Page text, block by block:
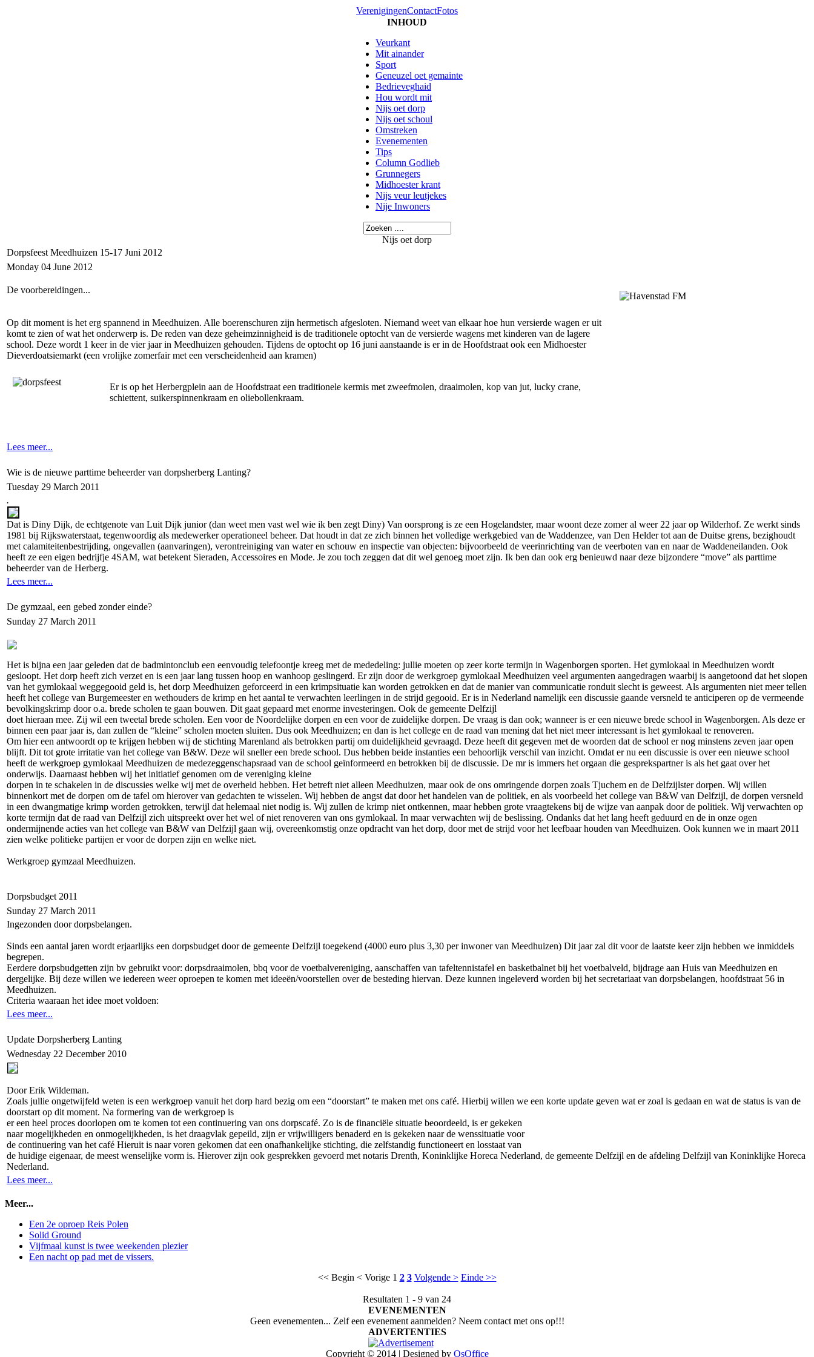
VerenigingenContactFotos
INHOUD
Veurkant
Mit ainander
Sport
Geneuzel oet gemainte
Bedrieveghaid
Hou wordt mit
Nijs oet dorp
Nijs oet schoul
Omstreken
Evenementen
Tips
Column Godlieb
Grunnegers
Midhoester krant
Nijs veur leutjekes
Nije Inwoners
Nijs oet dorp
Dorpsfeest Meedhuizen 15-17 Juni 2012
Monday 04 June 2012
De voorbereidingen...
Op dit moment is het erg spannend in Meedhuizen. Alle boerenschuren zijn hermetisch afgesloten. Niemand weet van elkaar hoe hun versierde wagen er uit
komt te zien of wat het onderwerp is. De reden van deze geheimzinnigheid is de traditionele optocht van de versierde wagens met kinderen van de lagere
school. Deze wordt 1 keer in de vier jaar in Meedhuizen gehouden. Tijdens de optocht op 16 juni aanstaande is er in de Hoofdstraat ook een Midhoester
Dieverdoatsiemarkt (een vrolijke zomerfair met een verscheidenheid aan kramen)
Er is op het Herbergplein aan de Hoofdstraat een traditionele kermis met zweefmolen, draaimolen, kop van jut, lucky crane,
schiettent, suikerspinnenkraam en oliebollenkraam.
Lees meer...
Wie is de nieuwe parttime beheerder van dorpsherberg Lanting?
Tuesday 29 March 2011
.
Dat is Diny Dijk, de echtgenote van Luit Dijk junior (dan weet men vast wel wie ik ben zegt Diny) Van oorsprong is ze een Hogelandster, maar woont deze zomer al weer 22 jaar op Wilderhof. Ze werkt sinds
1981 bij Rijkswaterstaat, tegenwoordig als medewerker operationeel beheer. Dat houdt in dat ze zich binnen het volledige werkgebied van de Waddenzee, van Den Helder tot aan de Duitse grens, bezighoudt
met calamiteitenbestrijding, ongevallen (aanvaringen), verontreiniging van water en schouw en inspectie van objecten: bijvoorbeeld de veerinrichting van de veerboten van en naar de Waddeneilanden. Ook
heeft ze een eigen bedrijfje 4SAM, wat betekent Sieraden, Accessoires en Mode. Je zou toch zeggen dat dit wel genoeg moet zijn. Ik ben dan ook erg benieuwd naar deze bijzondere “move” als parttime
beheerder van de Herberg.
Lees meer...
De gymzaal, een gebed zonder einde?
Sunday 27 March 2011
Het is bijna een jaar geleden dat de badmintonclub een eenvoudig telefoontje kreeg met de mededeling: jullie moeten op zeer korte termijn in Wagenborgen sporten. Het gymlokaal in Meedhuizen wordt
gesloopt. Het dorp heeft zich verzet en is een jaar lang tussen hoop en wanhoop geslingerd. Er zijn door de werkgroep gymlokaal Meedhuizen veel argumenten aangedragen waarbij is aangetoond dat het slopen
van het gymlokaal weggegooid geld is, het dorp Meedhuizen geforceerd in een krimpsituatie kan worden getrokken en dat de manier van communicatie ronduit slecht is geweest. Als argumenten niet meer tellen
heeft het college van Burgemeester en wethouders de krimp en het aantal te verwachten leerlingen in de strijd gegooid. Er is in Nederland namelijk een discussie gaande versneld te anticiperen op de vermeende
bevolkingskrimp door o.a. brede scholen te gaan bouwen. Dit gaat gepaard met enorme investeringen. Ook de gemeente Delfzijl
doet hieraan mee. Zij wil een tweetal brede scholen. Een voor de Noordelijke dorpen en een voor de zuidelijke dorpen. De vraag is dan ook; wanneer is er een nieuwe brede school in Wagenborgen. Als deze er
binnen een paar jaar is, dan zullen de “kleine” scholen moeten sluiten. Dus ook Meedhuizen; en dan is het college en de raad van mening dat het niet meer interessant is het gymlokaal te renoveren.
Om hier een antwoordt op te krijgen hebben wij de stichting Marenland als betrokken partij om duidelijkheid gevraagd. Deze heeft dit gegeven met de woorden dat de school er nog minstens zeven jaar open
blijft. Dit tot grote irritatie van het college van B&W. Deze wil sneller een brede school. Dus hebben beide instanties een behoorlijk verschil van inzicht. Omdat er nu een discussie is over een nieuwe school
heeft de werkgroep gymlokaal Meedhuizen de medezeggenschapsraad van de school geïnformeerd en betrokken bij de discussie. De mr is immers het orgaan die gesprekspartner is als het gaat over het
onderwijs. Daarnaast hebben wij het initiatief genomen om de vereniging kleine
dorpen in te schakelen in de discussies welke wij met de overheid hebben. Het betreft niet alleen Meedhuizen, maar ook de ons omringende dorpen zoals Tjuchem en de Delfzijlster dorpen. Wij willen
binnenkort met de dorpen om de tafel om hierover van gedachten te wisselen. Wij hebben de angst dat door het handelen van de politiek, en als voorbeeld het college van B&W van Delfzijl, de dorpen versneld
in een dwangmatige krimp worden getrokken, terwijl dat helemaal niet nodig is. Wij zullen de krimp niet ontkennen, maar hebben grote vraagtekens bij de wijze van aanpak door de politiek. Wij verwachten op
korte termijn dat de raad van Delfzijl zich uitspreekt over het wel of niet renoveren van ons gymlokaal. In maar verwachten wij de beslissing. Ondanks dat het lang heeft geduurd en de in onze ogen
ondermijnende acties van het college van B&W van Delfzijl gaan wij, overeenkomstig onze opdracht van het dorp, door met de strijd voor het leefbaar houden van Meedhuizen. Ook kunnen we in maart 2011
zien welke politieke partijen er voor de dorpen zijn en welke niet.
Werkgroep gymzaal Meedhuizen.
Dorpsbudget 2011
Sunday 27 March 2011
Ingezonden door dorpsbelangen.
Sinds een aantal jaren wordt erjaarlijks een dorpsbudget door de gemeente Delfzijl toegekend (4000 euro plus 3,30 per inwoner van Meedhuizen) Dit jaar zal dit voor de laatste keer zijn hebben we inmiddels
begrepen.
Eerdere dorpsbudgetten zijn bv gebruikt voor: dorpsdraaimolen, bbq voor de voetbalvereniging, aanschaffen van tafeltennistafel en basketbalnet bij het voetbalveld, bijdrage aan Huis van Meedhuizen en
dergelijke. Bij deze willen we iedereen weer oproepen te komen met ideeën/voorstellen over de besteding hiervan. Deze kunnen ingeleverd worden bij het secretariaat van dorpsbelangen, hoofdstraat 56 in
Meedhuizen.
Criteria waaraan het idee moet voldoen:
Lees meer...
Update Dorpsherberg Lanting
Wednesday 22 December 2010
Door Erik Wildeman.
Zoals jullie ongetwijfeld weten is een werkgroep vanuit het dorp hard bezig om een “doorstart” te maken met ons café. Hierbij willen we een korte update geven wat er zoal is gedaan en wat de status is van de
doorstart op dit moment. Na formering van de werkgroep is
er een heel proces doorlopen om te komen tot een continuering van ons dorpscafé. Zo is de financiële situatie beoordeeld, is er gekeken
naar mogelijkheden en onmogelijkheden, is het draagvlak gepeild, zijn er vrijwilligers benaderd en is gekeken naar de wenssituatie voor
de continuering van het café Hieruit is naar voren gekomen dat een onafhankelijke stichting, die zelfstandig functioneert en losstaat van
de huidige eigenaar, de meest wenselijke vorm is. Hierover zijn ook gesprekken gevoerd met notaris Drenth, Koninklijke Horeca Nederland, de gemeente Delfzijl en de afdeling Delfzijl van Koninklijke Horeca
Nederland.
Lees meer...
Meer...
Een 2e oproep Reis Polen
Solid Ground
Vijfmaal kunst is twee weekenden plezier
Een nacht op pad met de vissers.
<< Begin < Vorige 1 2 3 Volgende > Einde >>
Resultaten 1 - 9 van 24
EVENEMENTEN
Geen evenementen... Zelf een evenement aanmelden? Neem contact met ons op!!!
ADVERTENTIES
Copyright © 2014 | Designed by OsOffice